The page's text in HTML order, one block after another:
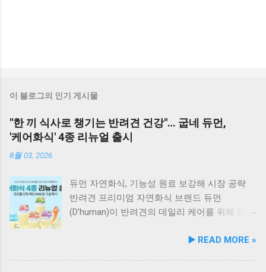
이 블로그의 인기 게시물
"한 끼 식사로 챙기는 반려견 건강"… 굽네 듀먼,
'케어화식' 4종 리뉴얼 출시
8월 03, 2026
듀먼 자연화식, 기능성 원료 보강해 시장 공략
반려견 프리미엄 자연화식 브랜드 듀먼
(D’human)이 반려견의 데일리 케어를 위해 맞춤
얼 출시했다고 3일 발표했다. 주요 건강 고민 맞
▶️ READ MORE »